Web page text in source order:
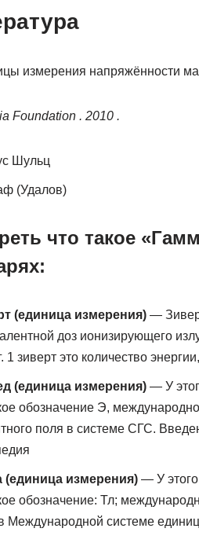
измерения напряжённости
Foundation . 2010 .
Шульц
(Удалов)
что такое
(единица измерения)—
доз ионизирующего
1 зиверт это количество
(единица измерения)— У
обозначение Э,
поля в системе СГС.
(единица измерения)— У этого
обозначение: Тл;
Международной системе